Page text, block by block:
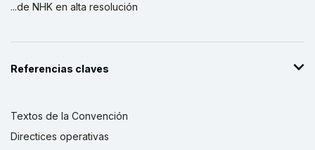
...de NHK en alta resolución
Referencias claves
Textos de la Convención
Directices operativas